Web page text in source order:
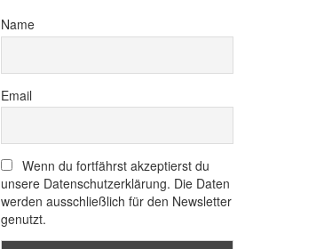
Name
Email
Wenn du fortfährst akzeptierst du
unsere Datenschutzerklärung. Die Daten
werden ausschließlich für den Newsletter
genutzt.